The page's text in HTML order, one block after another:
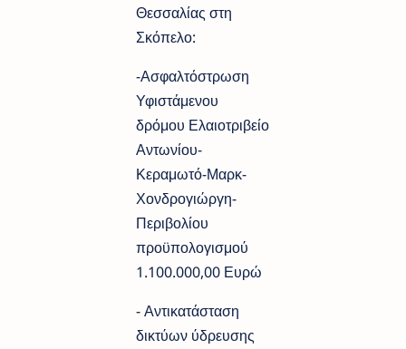
Θεσσαλίας στη
Σκόπελο:
-Ασφαλτόστρωση
Υφιστάμενου
δρόμου Ελαιοτριβείο
Αντωνίου-
Κεραμωτό-Μαρκ-
Χονδρογιώργη-
Περιβολίου
προϋπολογισμού
1.100.000,00 Ευρώ
- Αντικατάσταση
δικτύων ύδρευσης